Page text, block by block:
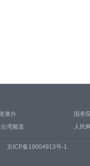
澳办
国务
湾频道 人民
京ICP备19004913号-1